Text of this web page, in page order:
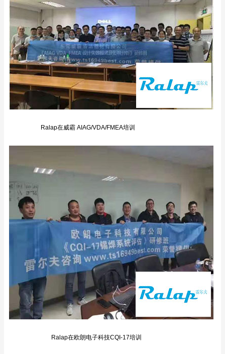
Ralap在威霸 AIAG/VDA/FMEA培训
Ralap在欧朗电子科技CQI-17培训